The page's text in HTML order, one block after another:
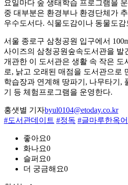
요일마다 숲 생태학습 프로그램을
중 대부분은 환경부나 환경단체가
우수도서다. 식물도감이나 동물도감
서울 종로구 삼청공원 입구에서
사이즈의 삼청공원숲속도서관을 발
개관한 이 도서관은 생활 속 작은 도
로, 낡고 오래된 매점을 도서관으로
학습장과 연계해 땅파기, 나무타기,
기 등 체험프로그램을 운영한다.
홍샛별 기자byul0104@etoday.co.kr
#도서관데이트 #정독 #글마루한옥
좋아요0
화나요0
슬퍼요0
더 궁금해요0